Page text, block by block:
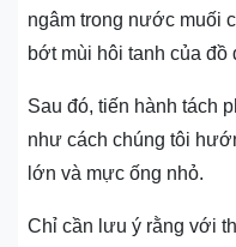
ngâm trong nước muối
bớt mùi hôi tanh của đồ
Sau đó, tiến hành tách
như cách chúng tôi
lớn và mực ống nhỏ.
Chỉ cần lưu ý rằng với